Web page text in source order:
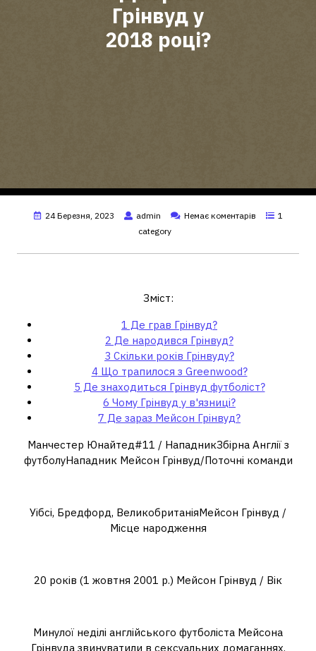
Грінвуд у
2018 році?
24 Березня, 2023 admin Немає коментарів
1
category
Зміст:
1 Де грав Грінвуд?
2 Де народився Грінвуд?
3 Скільки років Грінвуду?
4Що трапилося з Greenwood?
5 Де знаходиться Грінвуд футболіст?
6 Чому Грінвуд у в'язниці?
7 Де зараз Мейсон Грінвуд?
Манчестер Юнайтед#11 / НападникЗбірна Англії з
футболуНападник Мейсон Грінвуд/Поточні команди
Уібсі, Бредфорд, ВеликобританіяМейсон Грінвуд /
Місце народження
20 років (1 жовтня 2001 р.) Мейсон Грінвуд / Вік
Минулої неділі англійського футболіста Мейсона
Грінвуда звинуватили в сексуальних домаганнях.